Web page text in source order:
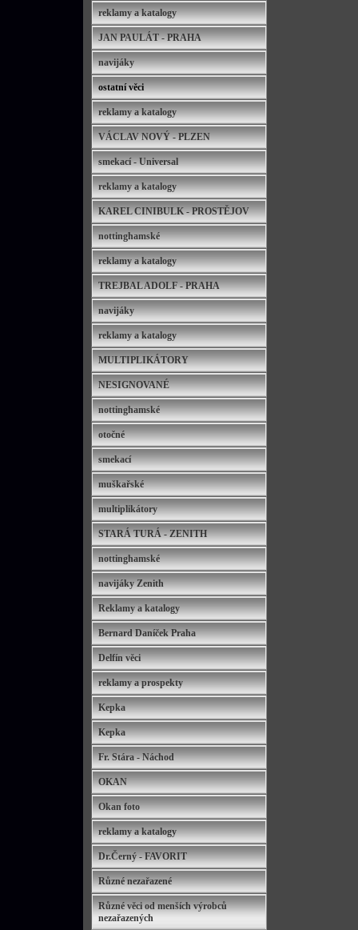
reklamy a katalogy
JAN PAULÁT - PRAHA
navijáky
ostatní věci
reklamy a katalogy
VÁCLAV NOVÝ - PLZEN
smekací - Universal
reklamy a katalogy
KAREL CINIBULK - PROSTĚJOV
nottinghamské
reklamy a katalogy
TREJBAL ADOLF - PRAHA
navijáky
reklamy a katalogy
MULTIPLIKÁTORY
NESIGNOVANÉ
nottinghamské
otočné
smekací
muškařské
multiplikátory
STARÁ TURÁ - ZENITH
nottinghamské
navijáky Zenith
Reklamy a katalogy
Bernard Daníček Praha
Delfín věci
reklamy a prospekty
Kepka
Kepka
Fr. Stára - Náchod
OKAN
Okan foto
reklamy a katalogy
Dr.Černý - FAVORIT
Různé nezařazené
Různé věci od menších výrobců
nezařazených